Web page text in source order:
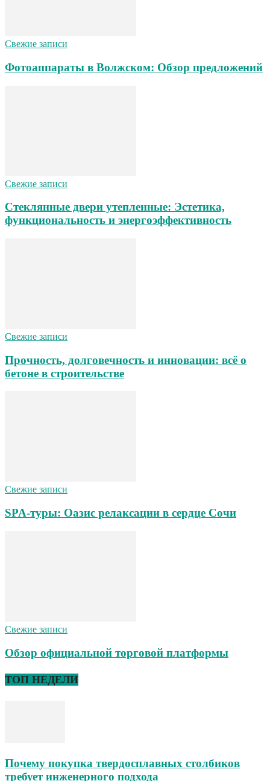
Свежие записи
Фотоаппараты в Волжском: Обзор предложений
Свежие записи
Стеклянные двери утепленные: Эстетика,
функциональность и энергоэффективность
Свежие записи
Прочность, долговечность и инновации: всё о
бетоне в строительстве
Свежие записи
SPA-туры: Оазис релаксации в сердце Сочи
Свежие записи
Обзор официальной торговой платформы
ТОП НЕДЕЛИ
Почему покупка твердосплавных столбиков
требует инженерного подхода